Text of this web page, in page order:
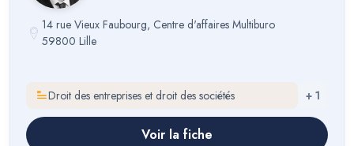
14 rue Vieux Faubourg, Centre d'affaires Multiburo
59800 Lille
Droit des entreprises et droit des sociétés + 1
Voir la fiche